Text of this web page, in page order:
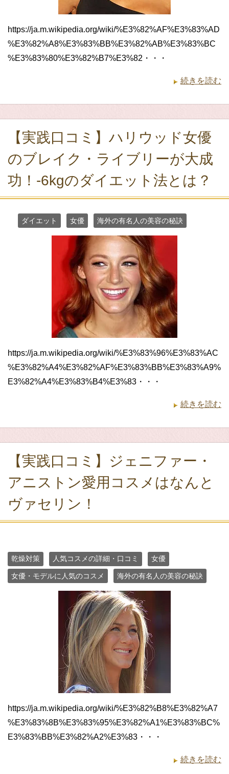
https://ja.m.wikipedia.org/wiki/%E3%82%AF%E3%83%AD
%E3%82%A8%E3%83%BB%E3%82%AB%E3%83%BC
%E3%83%80%E3%82%B7%E3%82・・・
続きを読む
【実践口コミ】ハリウッド女優
のブレイク・ライブリーが大成
功！-6kgのダイエット法とは？
ダイエット 女優 海外の有名人の美容の秘訣
https://ja.m.wikipedia.org/wiki/%E3%83%96%E3%83%AC
%E3%82%A4%E3%82%AF%E3%83%BB%E3%83%A9%
E3%82%A4%E3%83%B4%E3%83・・・
続きを読む
【実践口コミ】ジェニファー・
アニストン愛用コスメはなんと
ヴァセリン！
乾燥対策 人気コスメの詳細・口コミ 女優
女優・モデルに人気のコスメ 海外の有名人の美容の秘訣
https://ja.m.wikipedia.org/wiki/%E3%82%B8%E3%82%A7
%E3%83%8B%E3%83%95%E3%82%A1%E3%83%BC%
E3%83%BB%E3%82%A2%E3%83・・・
続きを読む